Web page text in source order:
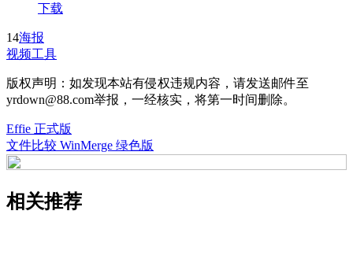
下载
14海报
视频工具
版权声明：如发现本站有侵权违规内容，请发送邮件至
yrdown@88.com举报，一经核实，将第一时间删除。
Effie 正式版
文件比较 WinMerge 绿色版
相关推荐